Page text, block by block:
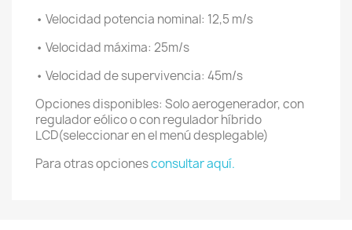
• Velocidad potencia nominal: 12,5 m/s
• Velocidad máxima: 25m/s
• Velocidad de supervivencia: 45m/s
Opciones disponibles: Solo aerogenerador, con
regulador eólico o con regulador híbrido
LCD(seleccionar en el menú desplegable)
Para otras opcionesconsultar aquí.